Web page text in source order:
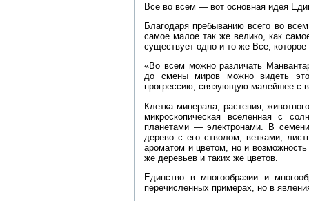
Все во всем — вот основная идея
Благодаря пребыванию всего во
самое малое так же велико, как
существует одно и то же Все,
«Во всем можно различать
до смены миров можно видеть
прогрессию, связующую малейшее с
Клетка минерала, растения,
микроскопическая вселенная с
планетами — электронами. В
дерево с его стволом, ветками,
ароматом и цветом, но и возможность
же деревьев и таких же цветов.
Единство в многообразии и
перечисленных примерах, но в